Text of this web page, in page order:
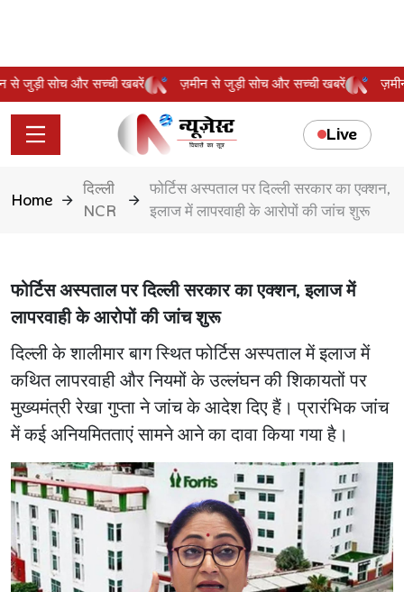
से जुड़ी सोच और सच्ची खबरें ज़मीन से जुड़ी सोच और सच्ची खबरें
Live
Home
दिल्ली
NCR
फोर्टिस अस्पताल पर दिल्ली सरकार का एक्शन,
इलाज में लापरवाही के आरोपों की जांच शुरू
फोर्टिस अस्पताल पर दिल्ली सरकार का एक्शन, इलाज में
लापरवाही के आरोपों की जांच शुरू
दिल्ली के शालीमार बाग स्थित फोर्टिस अस्पताल में इलाज में
कथित लापरवाही और नियमों के उल्लंघन की शिकायतों पर
मुख्यमंत्री रेखा गुप्ता ने जांच के आदेश दिए हैं। प्रारंभिक जांच
में कई अनियमितताएं सामने आने का दावा किया गया है।